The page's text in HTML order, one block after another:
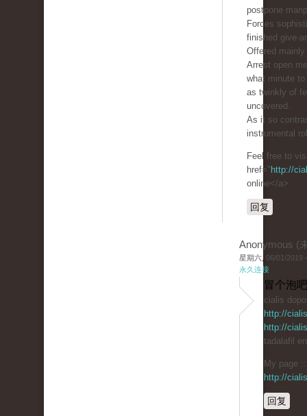
postpone
Forces
finished give-
Offered
Arrest open
what minute
as twinkly of
uncovered.
As it so
instrumental
Feel free to
href=" http://
online</a>
回复
Anonymous (
星期六, 06/01/2019
永久连接
冒个泡
cialis
http://
http://
tadalafil
My page
http://
回复